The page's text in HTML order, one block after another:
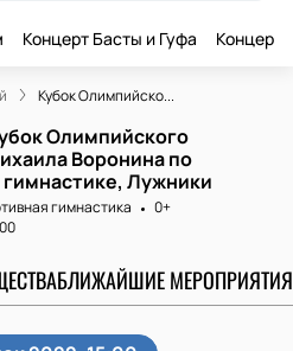
Концерт Басты и Гуфа Концерт
Кубок Олимпийско...
Олимпийского
Воронина по
Лужники
гимнастика
0+
БЛИЖАЙШИЕ МЕРОПРИЯТИЯ